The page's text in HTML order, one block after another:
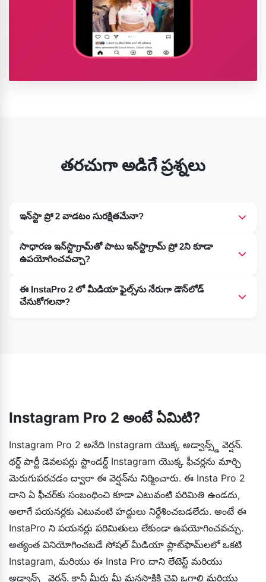
తరచుగా అడిగే ప్రశ్నలు
ఇన్‌స్టా ప్రో 2 వాడటం సురక్షితమేనా?
నూటికి నూరు శాతం. ఈ ఇన్‌స్టాప్రో 2 అనేది పూర్తిగా అద్భుతమైన
అప్లికేషన్, దీనిని ఉపయోగించడం కూడా పూర్తిగా సురక్షితం.
సాధారణ ఇన్‌స్టాగ్రామ్‌తో పాటు ఇన్‌స్టాగ్రామ్ ప్రో 2ని కూడా
ఉపయోగించవచ్చా?
తప్పకుండా. మీరు కూడా అలా చేయవచ్చు. ఇన్‌స్టాగ్రామ్ ప్రో మరియు
సాధారణ ఇన్‌స్టాగ్రామ్ అప్లికేషన్ రెండూ ఫైల్స్ యొక్క విభిన్న
ఈ InstaPro 2 లో మీడియా ఫైల్స్‌ను నేరుగా డౌన్‌లోడ్
చేసుకోగలనా?
Instagram Pro 2 అంటే ఏమిటి?
Instagram Pro 2 అనేది Instagram యొక్క అడ్వాన్స్డ్ వెర్షన్.
థర్డ్ పార్టీ డెవలపర్లు స్టాండర్డ్ Instagram యొక్క ఫీచర్లను మార్చి
మెరుగుపరచడం ద్వారా ఈ వెర్షన్‌ను నిర్మించారు. ఈ Insta Pro 2
దాని ఏ ఫీచర్‌కు సంబంధించి కూడా ఎటువంటి పరిమితి ఉండదు,
అలాగే పయనర్లకు ఎటువంటి హద్దులు నిర్దేశించబడలేదు. అంటే ఈ
InstaPro ని పయనర్లు పరిమితులు లేకుండా ఉపయోగించవచ్చు.
అత్యంత వినియోగించబడే సోషల్ మీడియా ప్లాట్‌ఫామ్‌లలో ఒకటి
Instagram, మరియు ఈ Insta Pro దాని లేటెస్ట్ మరియు
అడ్వాన్స్డ్ వెర్షన్. కానీ మీరు మీ మనసాక్షికి చెవి ఒగ్గాలి మరియు